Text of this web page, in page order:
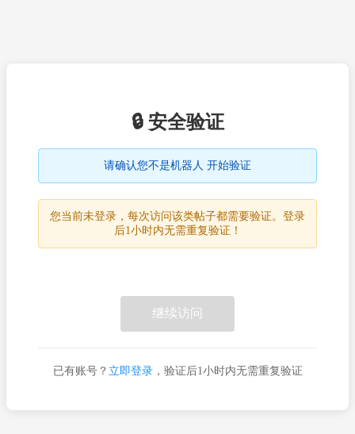
🔒 安全验证
请确认您不是机器人 开始验证
您当前未登录，每次访问该类帖子都需要验证。登录
后1小时内无需重复验证！
继续访问
已有账号？ 立即登录，验证后1小时内无需重复验证